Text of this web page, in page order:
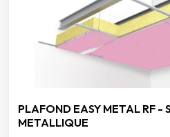
PLAFOND EASY METAL RF -
METALLIQUE